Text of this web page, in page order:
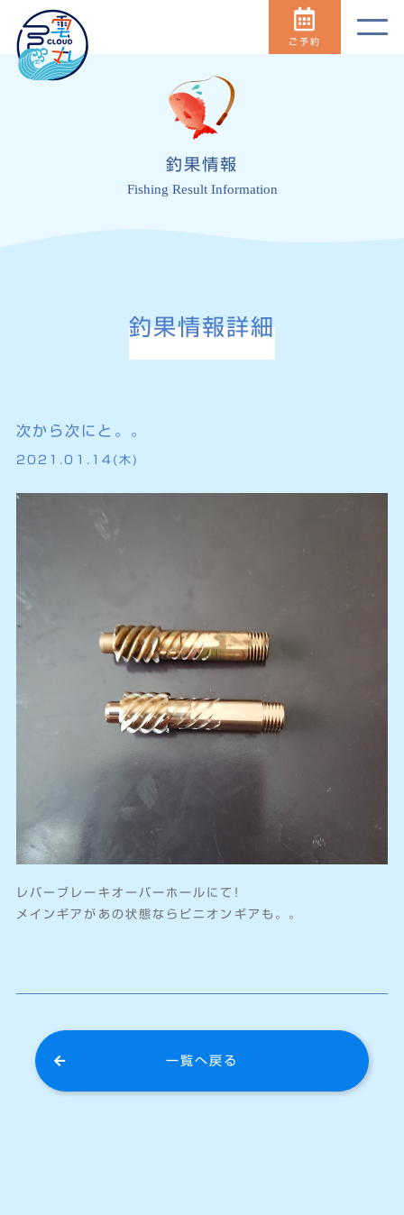
ご予約
釣果情報
Fishing Result Information
釣果情報詳細
次から次にと。。
2021.01.14(木)
レバーブレーキオーバーホールにて!
メインギアがあの状態ならピニオンギアも。。
一覧へ戻る